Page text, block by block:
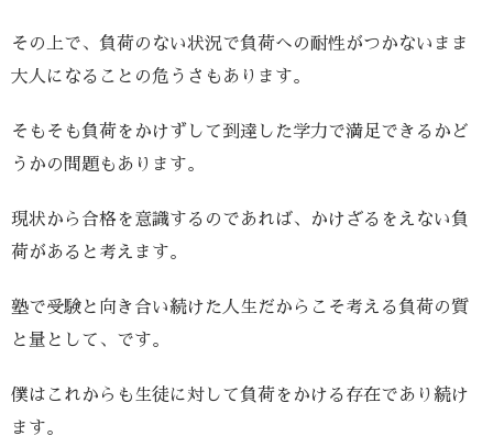
その上で、負荷のない状況で負荷への耐性がつかないまま
大人になることの危うさもあります。
そもそも負荷をかけずして到達した学力で満足できるかど
うかの問題もあります。
現状から合格を意識するのであれば、かけざるをえない負
荷があると考えます。
塾で受験と向き合い続けた人生だからこそ考える負荷の質
と量として、です。
僕はこれからも生徒に対して負荷をかける存在であり続け
ます。